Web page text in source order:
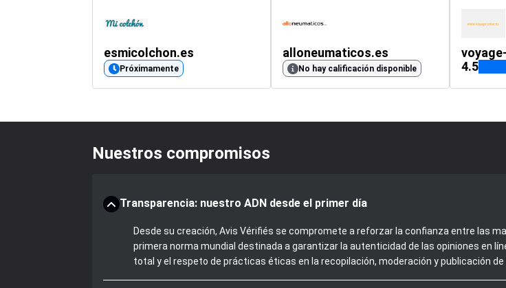
esmicolchon.es
Próximamente
alloneumaticos.es
No hay calificación disponible
4.5
Nuestros compromisos
Transparencia: nuestro ADN desde el primer día
Desde su creación, Avis Vérifiés se compromete a reforzar la confianza entre las
primera norma mundial destinada a garantizar la autenticidad de las opiniones en
total y el respeto de prácticas éticas en la recopilación, moderación y publicación de